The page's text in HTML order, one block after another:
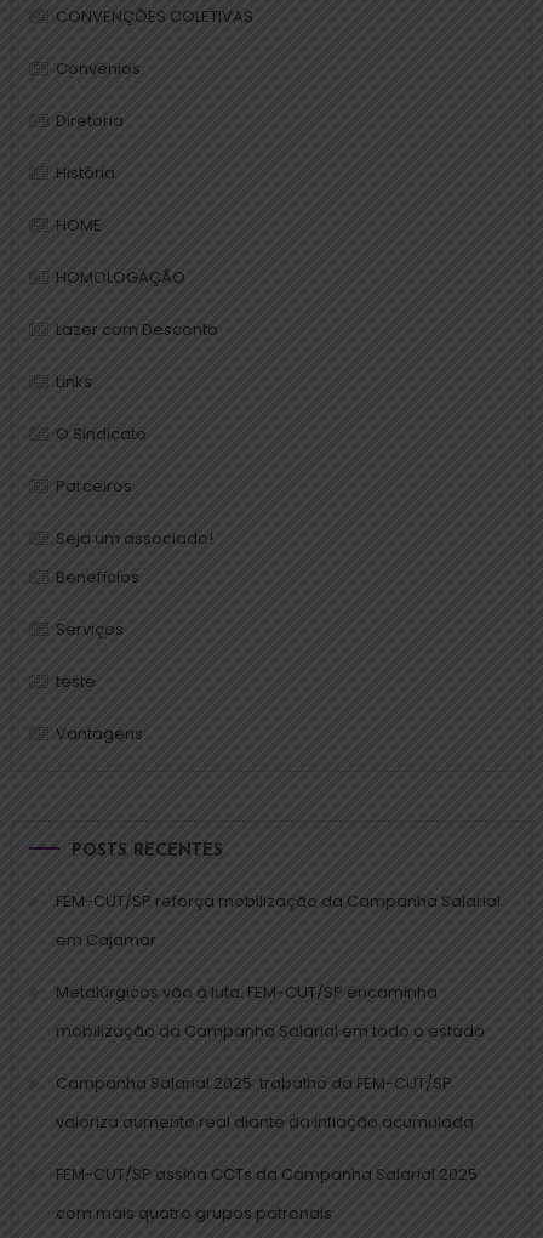
CONVENÇÕES COLETIVAS
Convênios
Diretoria
História
HOME
HOMOLOGAÇÃO
Lazer com Desconto
Links
O Sindicato
Parceiros
Seja um associado!
Benefícios
Serviços
teste
Vantagens
POSTS RECENTES
FEM-CUT/SP reforça mobilização da Campanha Salarial
em Cajamar
Metalúrgicos vão à luta: FEM-CUT/SP encaminha
mobilização da Campanha Salarial em todo o estado
Campanha Salarial 2025: trabalho da FEM-CUT/SP
valoriza aumento real diante da inflação acumulada
FEM-CUT/SP assina CCTs da Campanha Salarial 2025
com mais quatro grupos patronais